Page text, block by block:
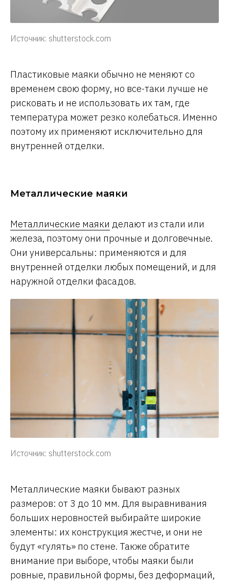
Источник: shutterstock.com
Пластиковые маяки обычно не меняют со
временем свою форму, но все-таки лучше не
рисковать и не использовать их там, где
температура может резко колебаться. Именно
поэтому их применяют исключительно для
внутренней отделки.
Металлические маяки
Металлические маяки делают из стали или
железа, поэтому они прочные и долговечные.
Они универсальны: применяются и для
внутренней отделки любых помещений, и для
наружной отделки фасадов.
Источник: shutterstock.com
Металлические маяки бывают разных
размеров: от 3 до 10 мм. Для выравнивания
больших неровностей выбирайте широкие
элементы: их конструкция жестче, и они не
будут «гулять» по стене. Также обратите
внимание при выборе, чтобы маяки были
ровные, правильной формы, без деформаций,